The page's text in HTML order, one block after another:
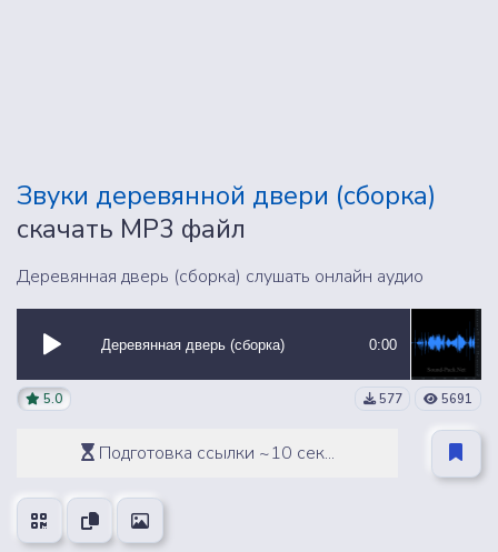
Звуки деревянной двери (сборка)
скачать MP3 файл
Деревянная дверь (сборка) слушать онлайн аудио
Деревянная дверь (сборка) 0:00
5.0 577 5691
Подготовка ссылки ~10 сек...